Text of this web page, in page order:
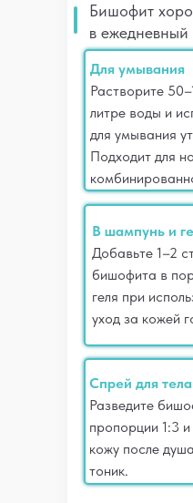
Бишофит
в ежедневный
Для умывания
Растворите
литре воды и
для умывания
Подходит для
В шампунь и
Добавьте 1–2
бишофита в
геля при
уход за кожей
Спрей для тела
Разведите
пропорции 1:3
кожу после
тоник.